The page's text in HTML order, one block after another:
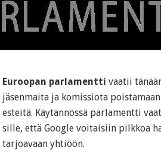
Euroopan parlamentti vaatii
jäsenmaita ja komissiota
esteitä. Käytännössä parlamentti
sille, että Google voitaisiin pilkkoa
tarjoavaan yhtiöön.